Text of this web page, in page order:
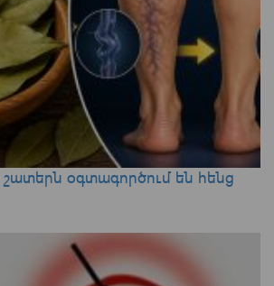
օգտագործում են հենց